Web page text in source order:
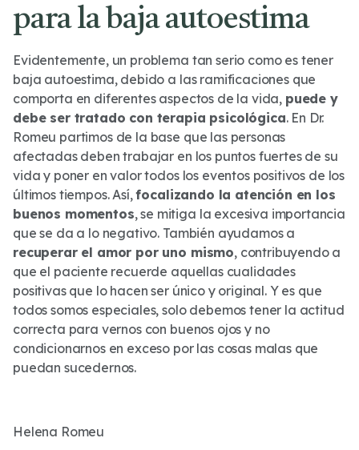
para la baja autoestima
Evidentemente, un problema tan serio como es tener
baja autoestima, debido a las ramificaciones que
comporta en diferentes aspectos de la vida, puede y
debe ser tratado con terapia psicológica. En Dr.
Romeu partimos de la base que las personas
afectadas deben trabajar en los puntos fuertes de su
vida y poner en valor todos los eventos positivos de los
últimos tiempos. Así,focalizando la atención en los
buenos momentos, se mitiga la excesiva importancia
que se da a lo negativo. También ayudamos a
recuperar el amor por uno mismo, contribuyendo a
que el paciente recuerde aquellas cualidades
positivas que lo hacen ser único y original. Y es que
todos somos especiales, solo debemos tener la actitud
correcta para vernos con buenos ojos y no
condicionarnos en exceso por las cosas malas que
puedan sucedernos.
Helena Romeu